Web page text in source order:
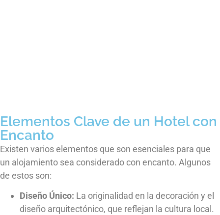
Elementos Clave de un Hotel con
Encanto
Existen varios elementos que son esenciales para que
un alojamiento sea considerado con encanto. Algunos
de estos son:
Diseño Único: La originalidad en la decoración y el
diseño arquitectónico, que reflejan la cultura local.